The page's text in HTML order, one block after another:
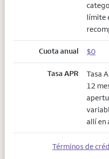
límite
Cuota anual $0
Tasa APR
Tasa
12
allí en
Términos de